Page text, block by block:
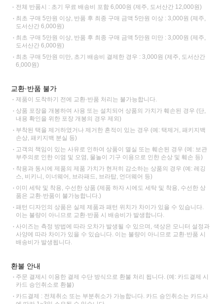
전체 반품시 : 초기 무료 배송비 포함 6,000원 (제주, 도서산간 12,000원)
최초 구매 5만원 이상, 반품 후 최종 구매 금액 5만원 이상 : 3,000원 (제주,
도서산간 6,000원)
최초 구매 5만원 이상, 반품 후 최종 구매 금액 5만원 미만 : 3,000원 (제주,
도서산간 6,000원)
최초 구매 5만원 미만, 초기 배송비 결제한 경우 : 3,000원 (제주, 도서산간
6,000원)
교환·반품 불가
제품이 도착하기 전에 교환·반품 처리는 불가능합니다.
상품 포장을 개봉하여 사용 또는 설치되어 상품의 가치가 훼손된 경우 (단,
내용 확인을 위한 포장 개봉의 경우 제외)
부착된 택을 제거하였거나 제거한 흔적이 있는 경우 (예: 택제거, 패키지백
손상, 패키지백 분실 등)
고객의 책임이 있는 사유로 인하여 상품이 멸실 또는 훼손된 경우 (예: 보관
부주의로 인한 이염 및 오염, 물놀이 기구 이용으로 인한 손상 및 훼손 등)
착용과 동시에 제품의 제품 가치가 현저히 감소하는 상품의 경우 (예: 레깅
스, 비키니, 이너웨어, 브라패드, 브라탑, 언더웨어 등)
이미 세탁 및 착용, 수선한 상품 (제품 하자 시에도 세탁 및 착용, 수선한 상
품은 교환·반품이 불가능합니다.)
패턴 디자인의 상품은 실제 제품과 패턴 위치가 차이가 있을 수 있습니다.
이는 불량이 아니므로 교환·반품 시 배송비가 발생합니다.
사이즈는 측정 방법에 따라 오차가 발생될 수 있으며, 색상은 모니터 설정과
사양에 따라 차이가 있을 수 있습니다. 이는 불량이 아니므로 교환·반품 시
배송비가 발생됩니다.
환불 안내
주문 결제시 이용한 결제 수단 방식으로 환불 처리 됩니다. (예: 카드결제 시
카드 승인취소로 환불)
카드결제 : 전체취소 또는 부분취소가 가능합니다. 카드 승인취소는 카드사